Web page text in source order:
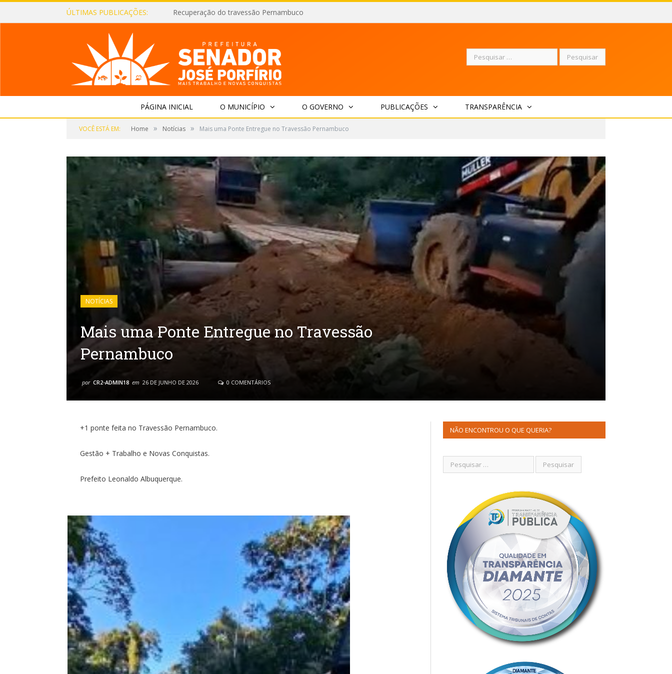
ÚLTIMAS PUBLICAÇÕES: Recuperação do travessão Pernambuco
Pesquisar
PÁGINA INICIAL O MUNICÍPIO O GOVERNO PUBLICAÇÕES TRANSPARÊNCIA
VOCÊ ESTÁ EM: Home » Notícias » Mais uma Ponte Entregue no Travessão Pernambuco
NOTÍCIAS
Mais uma Ponte Entregue no Travessão
Pernambuco
por CR2-ADMIN18 em 26 DE JUNHO DE 2026 0 COMENTÁRIOS
+1 ponte feita no Travessão Pernambuco.
Gestão + Trabalho e Novas Conquistas.
Prefeito Leonaldo Albuquerque.
NÃO ENCONTROU O QUE QUERIA?